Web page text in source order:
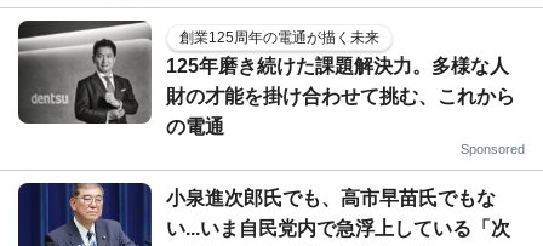
創業125周年の電通が描く未来
125年磨き続けた課題解決力。多様な人
財の才能を掛け合わせて挑む、これから
の電通
Sponsored
小泉進次郎氏でも、高市早苗氏でもな
い...いま自民党内で急浮上している「次